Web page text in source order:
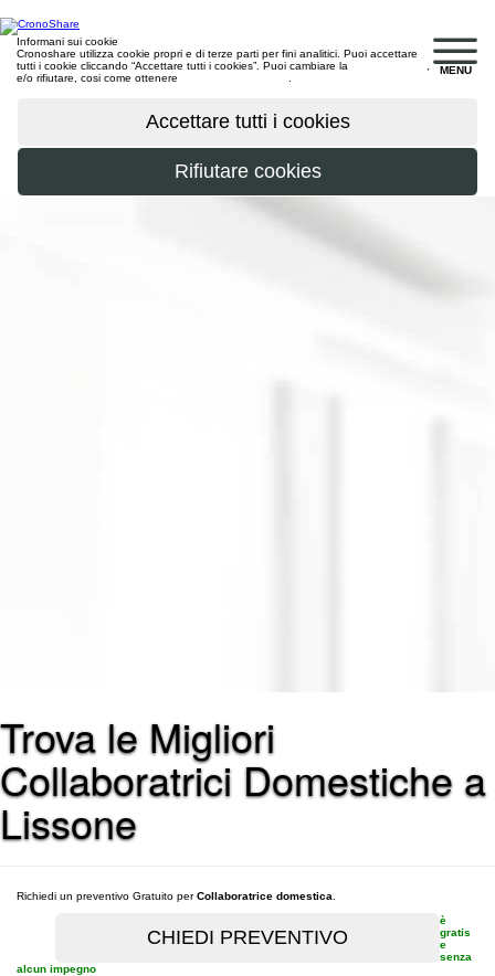
MENU
Informani sui cookie
Cronoshare utilizza cookie propri e di terze parti per fini analitici. Puoi accettare
tutti i cookie cliccando “Accettare tutti i cookies”. Puoi cambiare la
e/o rifiutare, cosi come ottenere
Trova le Migliori
Collaboratrici Domestiche a
Lissone
Richiedi un preventivo Gratuito perCollaboratrice domestica
è
gratis
e
senza
alcun impegno